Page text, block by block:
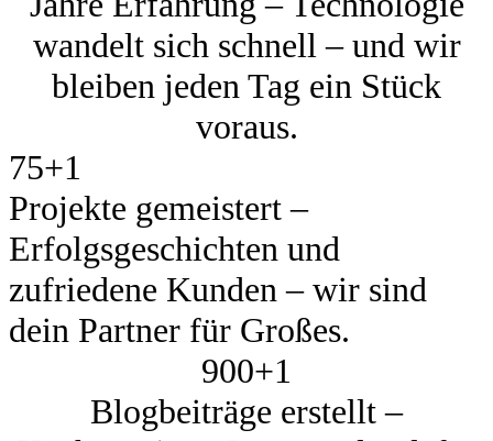
wandelt sich schnell – und wir
bleiben jeden Tag ein Stück
voraus.
75+1
Projekte gemeistert –
Erfolgsgeschichten und
zufriedene Kunden – wir sind
dein Partner für Großes.
900+1
Blogbeiträge erstellt –